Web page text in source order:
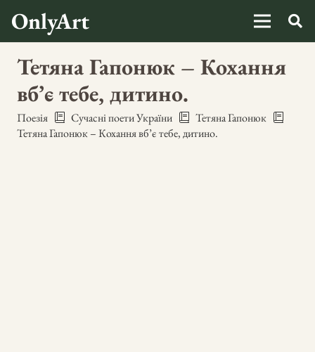
OnlyArt
Тетяна Гапонюк – Кохання
вб’є тебе, дитино.
Поезія Сучасні поети України
Тетяна Гапонюк
Тетяна Гапонюк – Кохання вб’є тебе, дитино.